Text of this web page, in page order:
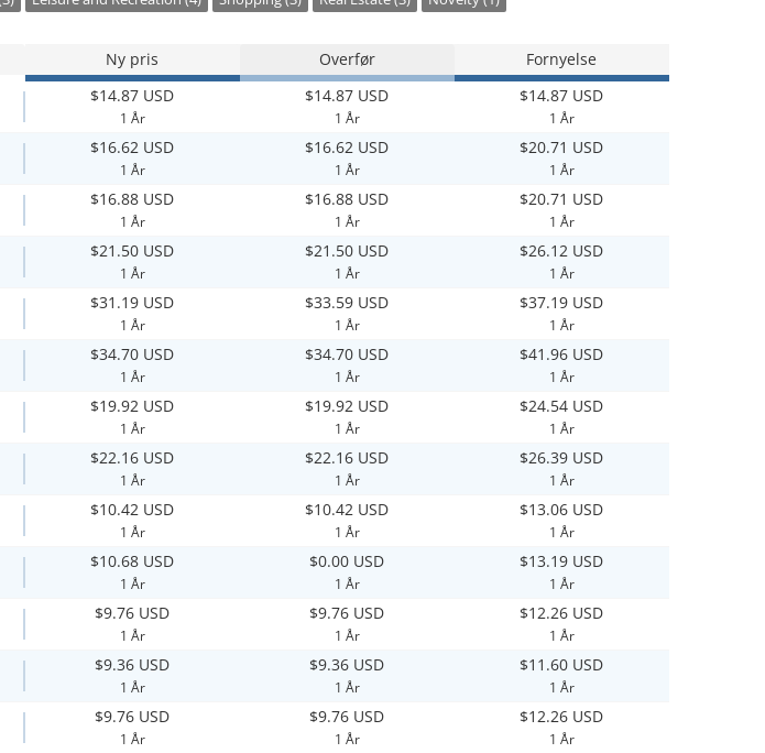
Ny pris Overfør Fornyelse
$14.87 USD
1 År
$14.87 USD
1 År
$14.87 USD
1 År
$16.62 USD
1 År
$16.62 USD
1 År
$20.71 USD
1 År
$16.88 USD
1 År
$16.88 USD
1 År
$20.71 USD
1 År
$21.50 USD
1 År
$21.50 USD
1 År
$26.12 USD
1 År
$31.19 USD
1 År
$33.59 USD
1 År
$37.19 USD
1 År
$34.70 USD
1 År
$34.70 USD
1 År
$41.96 USD
1 År
$19.92 USD
1 År
$19.92 USD
1 År
$24.54 USD
1 År
$22.16 USD
1 År
$22.16 USD
1 År
$26.39 USD
1 År
$10.42 USD
1 År
$10.42 USD
1 År
$13.06 USD
1 År
$10.68 USD
1 År
$0.00 USD
1 År
$13.19 USD
1 År
$9.76 USD
1 År
$9.76 USD
1 År
$12.26 USD
1 År
$9.36 USD
1 År
$9.36 USD
1 År
$11.60 USD
1 År
$9.76 USD
1 År
$9.76 USD
1 År
$12.26 USD
1 År